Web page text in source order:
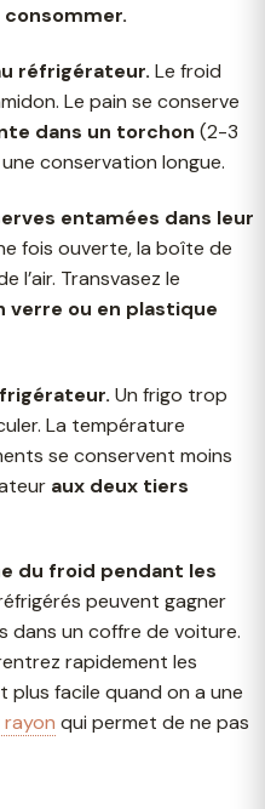
réfrigérateur. Le froid
Le pain se conserve
dans un torchon (2-3
conservation longue.
entamées dans leur
fois ouverte, la boîte de
l’air. Transvasez le
verre ou en plastique
Un frigo trop
La température
se conservent moins
aux deux tiers
du froid pendant les
peuvent gagner
dans un coffre de voiture.
rapidement les
plus facile quand on a une
qui permet de ne pas